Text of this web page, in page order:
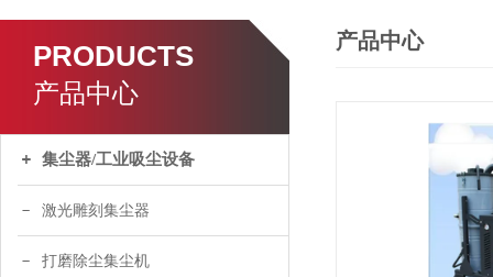
PRODUCTS
产品中心
集尘器/工业吸尘设备
激光雕刻集尘器
打磨除尘集尘机
产品中心